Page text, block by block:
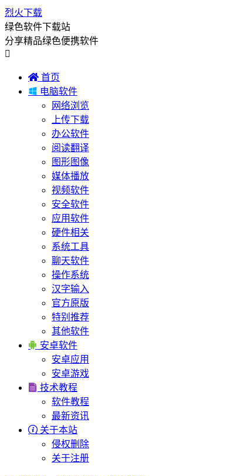
烈火下载
绿色软件下载站
分享精品绿色便携软件

 首页
 电脑软件
网络浏览
上传下载
办公软件
阅读翻译
图形图像
媒体播放
视频软件
安全软件
应用软件
硬件相关
系统工具
聊天软件
操作系统
汉字输入
官方原版
特别推荐
其他软件
 安卓软件
安卓应用
安卓游戏
 技术教程
软件教程
最新资讯
 关于本站
侵权删除
关于注册